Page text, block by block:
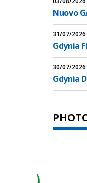
Nuovo
31/07/2026
Gdynia
30/07/2026
Gdynia